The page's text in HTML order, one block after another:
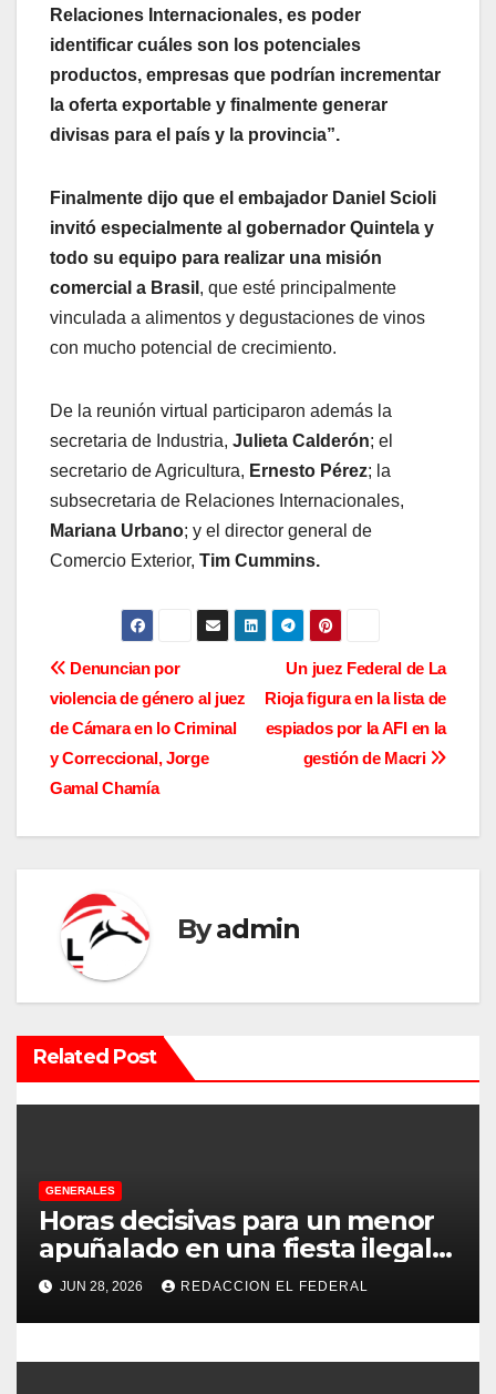
Relaciones Internacionales, es poder
identificar cuáles son los potenciales
productos, empresas que podrían incrementar
la oferta exportable y finalmente generar
divisas para el país y la provincia”.
Finalmente dijo que el embajador Daniel Scioli
invitó especialmente al gobernador Quintela y
todo su equipo para realizar una misión
comercial a Brasil , que esté principalmente
vinculada a alimentos y degustaciones de vinos
con mucho potencial de crecimiento.
De la reunión virtual participaron además la
secretaria de Industria, Julieta Calderón; el
secretario de Agricultura, Ernesto Pérez; la
subsecretaria de Relaciones Internacionales,
Mariana Urbano; y el director general de
Comercio Exterior, Tim Cummins.
N
a
v
a
c
i
ó
n
e
e
n
t
r
Un juez Federal de La
Rioja figura en la lista de
espiados por la AFI en la
gestión de Macri
Denuncian por
violencia de género al juez
de Cámara en lo Criminal
y Correccional, Jorge
Gamal Chamía
Byadmin
Related Post
GENERALES
Horas decisivas para un menor
apuñalado en una fiesta ilegal
con más de 500 asistentes en
Chilecito
JUN 28, 2026 REDACCION EL FEDERAL